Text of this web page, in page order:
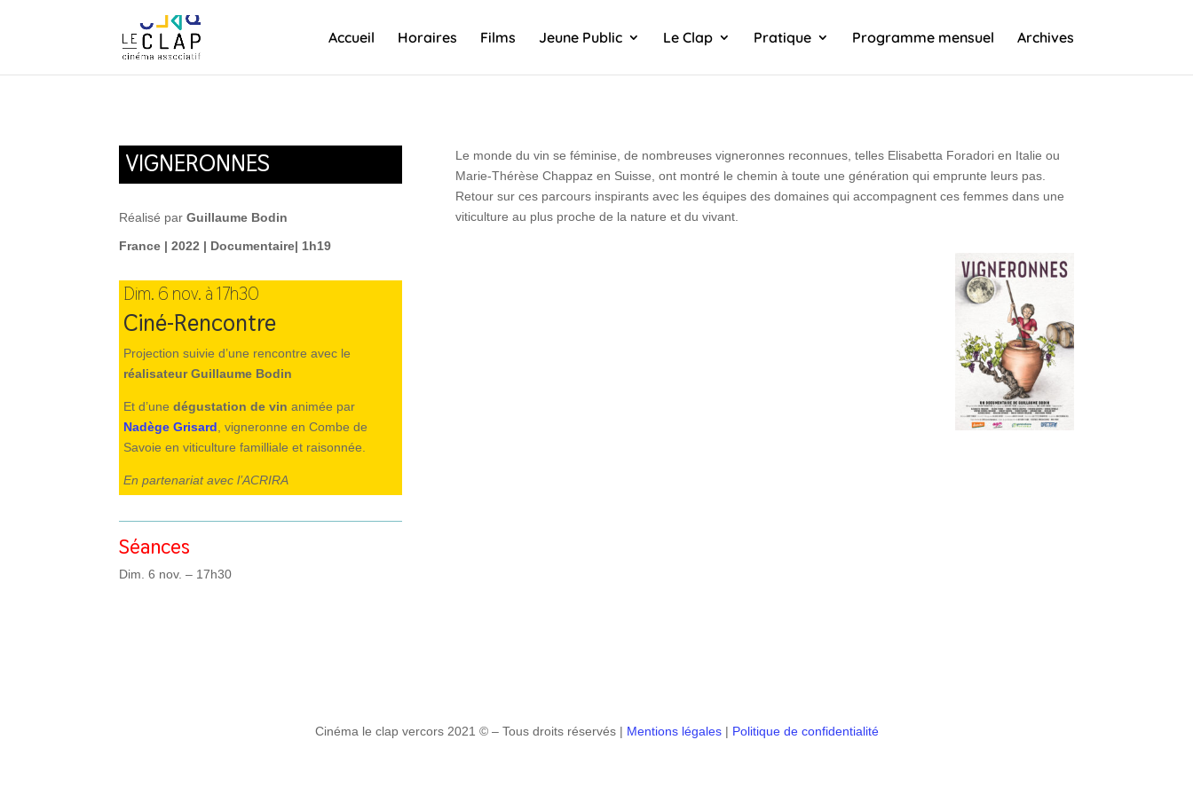
Accueil Horaires Films Jeune Public Le Clap Pratique Programme mensuel Archives
VIGNERONNES
Réalisé parGuillaume Bodin
France | 2022 | Documentaire| 1h19
Dim. 6 nov. à 17h30
Ciné-Rencontre
Projection suivie d’une rencontre avec le
réalisateur Guillaume Bodin
Et d’unedégustation de vin animée par
Nadège Grisard , vigneronne en Combe de
Savoie en viticulture familliale et raisonnée.
En partenariat avec l’ACRIRA
Séances
Dim. 6 nov. – 17h30
Le monde du vin se féminise, de nombreuses vigneronnes reconnues, telles Elisabetta Foradori en Italie ou
Marie-Thérèse Chappaz en Suisse, ont montré le chemin à toute une génération qui emprunte leurs pas.
Retour sur ces parcours inspirants avec les équipes des domaines qui accompagnent ces femmes dans une
viticulture au plus proche de la nature et du vivant.
Cinéma le clap vercors 2021 © – Tous droits réservés | Mentions légales| Politique de confidentialité